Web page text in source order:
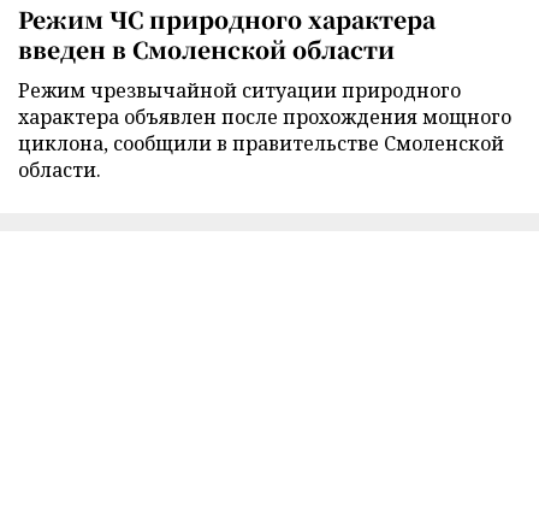
Режим ЧС природного характера
введен в Смоленской области
Режим чрезвычайной ситуации природного
характера объявлен после прохождения мощного
циклона, сообщили в правительстве Смоленской
области.